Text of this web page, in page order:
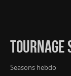
TOURNAGE
Seasons hebdo